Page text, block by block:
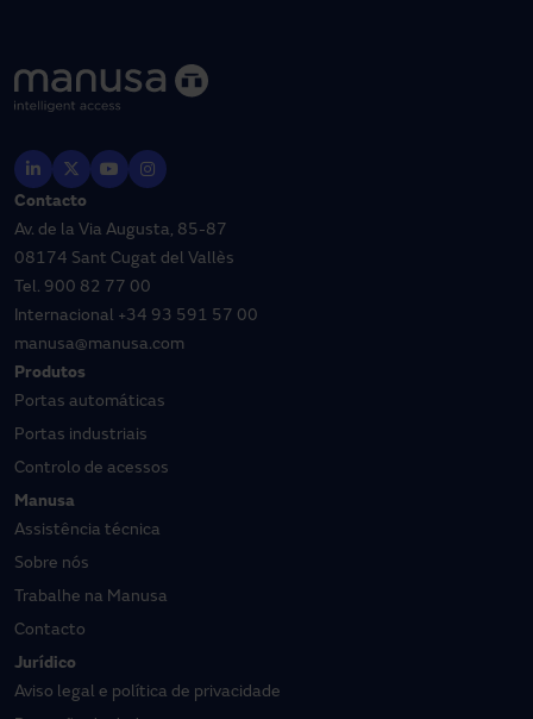
Contacto
Av. de la Via Augusta, 85-87
08174 Sant Cugat del Vallès
Tel. 900 82 77 00
Internacional +34 93 591 57 00
manusa@manusa.com
Produtos
Portas automáticas
Portas industriais
Controlo de acessos
Manusa
Assistência técnica
Sobre nós
Trabalhe na Manusa
Contacto
Jurídico
Aviso legal e política de privacidade